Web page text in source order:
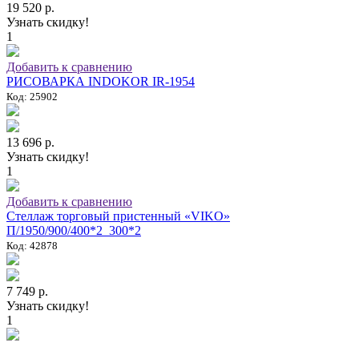
19 520 р.
Узнать скидку!
1
Добавить к сравнению
РИСОВАРКА INDOKOR IR-1954
Код: 25902
13 696 р.
Узнать скидку!
1
Добавить к сравнению
Стеллаж торговый пристенный «VIKO»
П/1950/900/400*2_300*2
Код: 42878
7 749 р.
Узнать скидку!
1